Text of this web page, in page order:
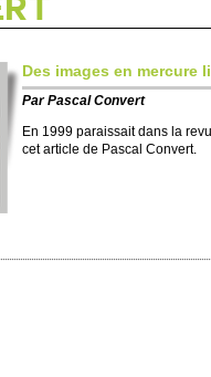
Des images en mercure
ParPascal Convert
En 1999 paraissait dans la
cet article de Pascal Convert.